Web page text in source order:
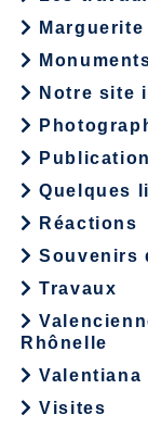
Notre site
Quelques
Réactions
Souvenirs
Travaux
Rhônelle
Valentiana
Visites